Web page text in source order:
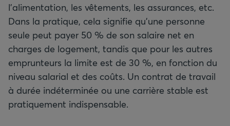
l’alimentation, les vêtements, les assurances, etc.
Dans la pratique, cela signifie qu’une personne
seule peut payer 50 % de son salaire net en
charges de logement, tandis que pour les autres
emprunteurs la limite est de 30 %, en fonction du
niveau salarial et des coûts. Un contrat de travail
à durée indéterminée ou une carrière stable est
pratiquement indispensable.